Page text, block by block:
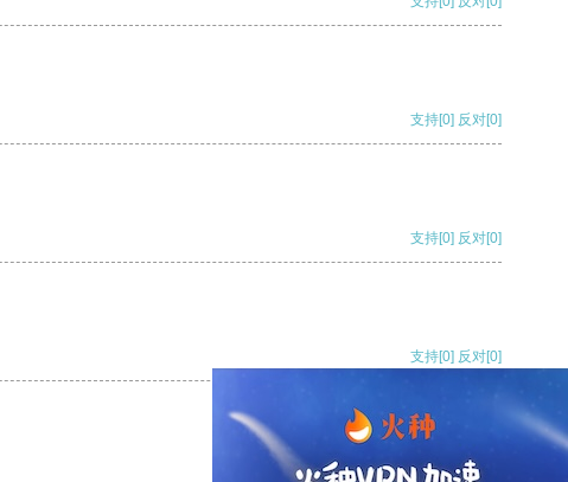
支持[0] 反对[0]
支持[0] 反对[0]
支持[0] 反对[0]
支持[0] 反对